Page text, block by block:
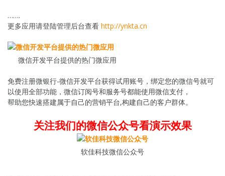
…….
更多应用请登陆管理后台查看 http://ynkta.cn
微信开发平台提供的热门微应用
免费注册微银行-微信开发平台获得试用账号，绑定您的微信号就可
以使用全部功能，微信订阅号和服务号都能使用微信支付，
帮助您快速搭建属于自己的营销平台,构建自己的客户群体。
关注我们的微信公众号看演示效果
软佳科技微信公众号